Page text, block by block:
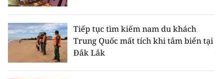
Tiếp tục tìm kiếm nam du khách
Trung Quốc mất tích khi tắm biển tại
Đắk Lắk